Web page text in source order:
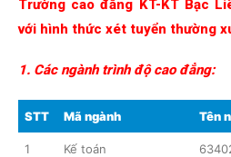
Trường cao đẳng KT-KT Bạc
với hình thức xét tuyển thường
1. Các ngành trình độ cao đẳng:
STT Mã ngành Tên
1 Kế toán